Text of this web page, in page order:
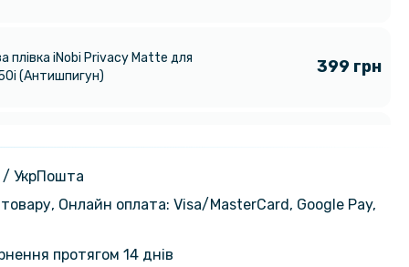
плівка iNobi Privacy Matte для
(Антишпигун)
399 грн
чохол - накладка Acryl Armor
Hot 50i 4G, Black
УкрПошта
Онлайн оплата: Visa/MasterСard, Google Pay,
протягом 14 днів